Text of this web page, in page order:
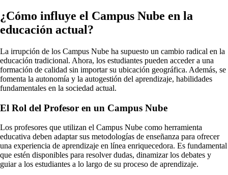
¿Cómo influye el Campus Nube en la
educación actual?
La irrupción de los Campus Nube ha supuesto un cambio radical en la
educación tradicional. Ahora, los estudiantes pueden acceder a una
formación de calidad sin importar su ubicación geográfica. Además, se
fomenta la autonomía y la autogestión del aprendizaje, habilidades
fundamentales en la sociedad actual.
El Rol del Profesor en un Campus Nube
Los profesores que utilizan el Campus Nube como herramienta
educativa deben adaptar sus metodologías de enseñanza para ofrecer
una experiencia de aprendizaje en línea enriquecedora. Es fundamental
que estén disponibles para resolver dudas, dinamizar los debates y
guiar a los estudiantes a lo largo de su proceso de aprendizaje.